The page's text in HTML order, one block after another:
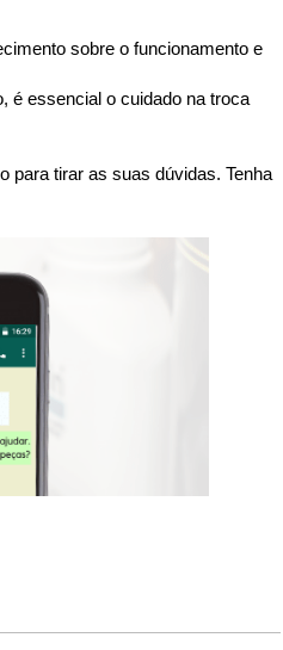
sobre o funcionamento e
é essencial o cuidado na troca
para tirar as suas dúvidas. Tenha